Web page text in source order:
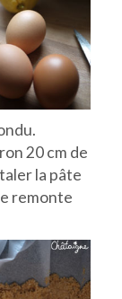
20 cm de
la pâte
remonte